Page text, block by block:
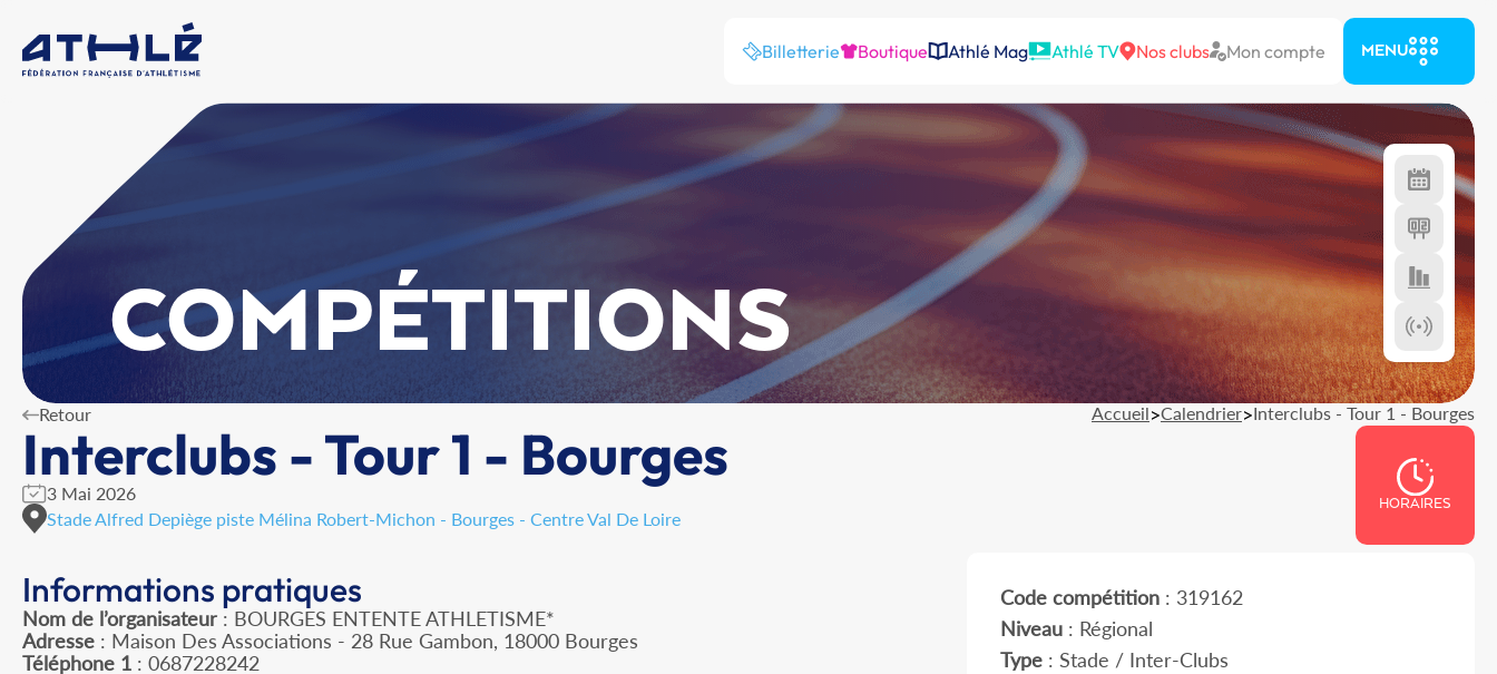
Billetterie Boutique Athlé Mag Athlé TV Nos clubs Mon compte MENU
COMPÉTITIONS
Retour Accueil>Calendrier>Interclubs - Tour 1 - Bourges
Interclubs - Tour 1 - Bourges
3 Mai 2026
Stade Alfred Depiège piste Mélina Robert-Michon - Bourges - Centre Val De Loire
HORAIRES
Informations pratiques
Nom de l’organisateur : BOURGES ENTENTE ATHLETISME*
Adresse : Maison Des Associations - 28 Rue Gambon, 18000 Bourges
Téléphone 1 : 0687228242
Code compétition: 319162
Niveau: Régional
Type: Stade / Inter-Clubs